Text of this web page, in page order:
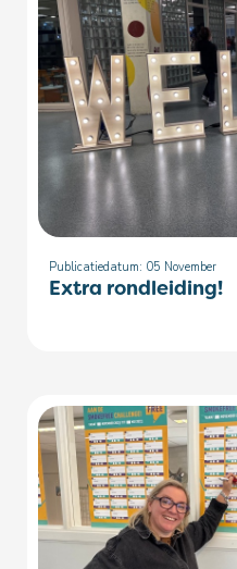
Publicatiedatum: 05 November
Extra rondleiding!